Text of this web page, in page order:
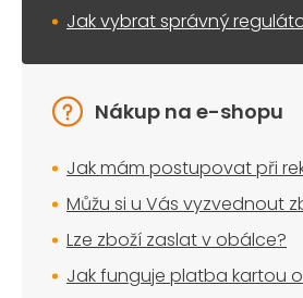
Jak vybrat správný
Nákup na e-shopu
Jak mám postupovat při
Můžu si u Vás vyzvednout
Lze zboží zaslat v obálce?
Jak funguje platba kartou